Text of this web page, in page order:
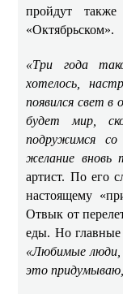
пройдут
«Октябрьском».
«Три года
хотелось,
появился свет в
будет мир,
подружимся
желание вновь
артист. По его
настоящему
Отвык от
еды. Но главные
«Любимые люди,
это